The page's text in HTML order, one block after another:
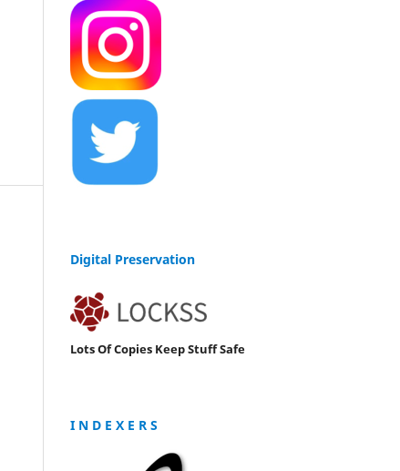
Digital Preservation
Lots Of Copies Keep Stuff Safe
I N D E X E R S